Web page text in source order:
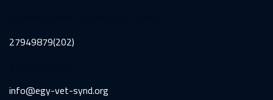
27949879(202)
info@egy-vet-synd.org